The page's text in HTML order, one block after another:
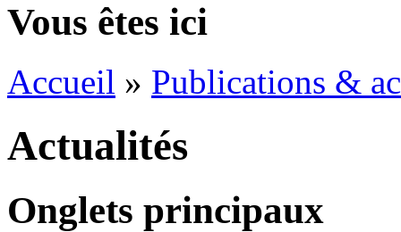
Vous êtes ici
Accueil » Publications &
Actualités
Onglets principaux